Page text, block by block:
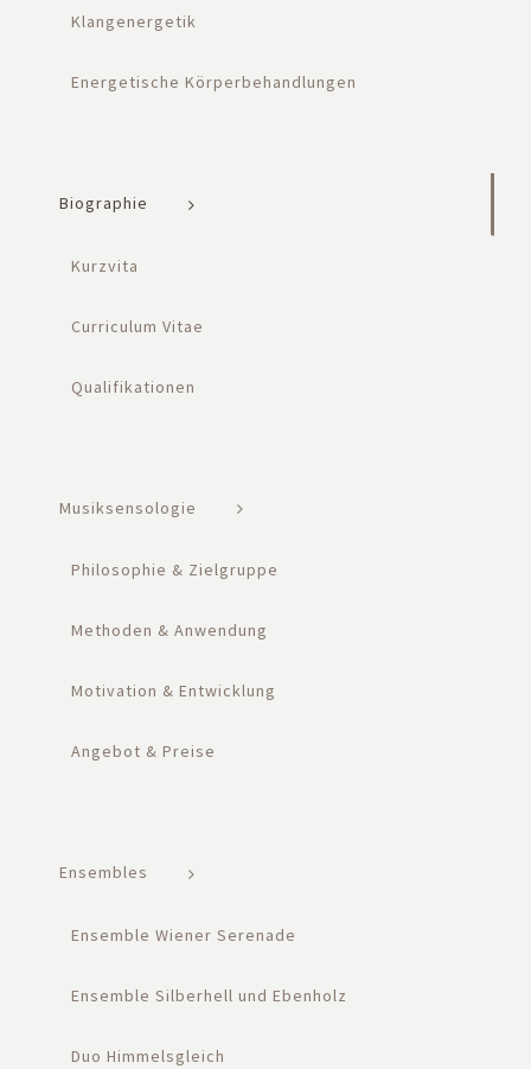
Klangenergetik
Energetische Körperbehandlungen
Biographie
Kurzvita
Curriculum Vitae
Qualifikationen
Musiksensologie
Philosophie & Zielgruppe
Methoden & Anwendung
Motivation & Entwicklung
Angebot & Preise
Ensembles
Ensemble Wiener Serenade
Ensemble Silberhell und Ebenholz
Duo Himmelsgleich